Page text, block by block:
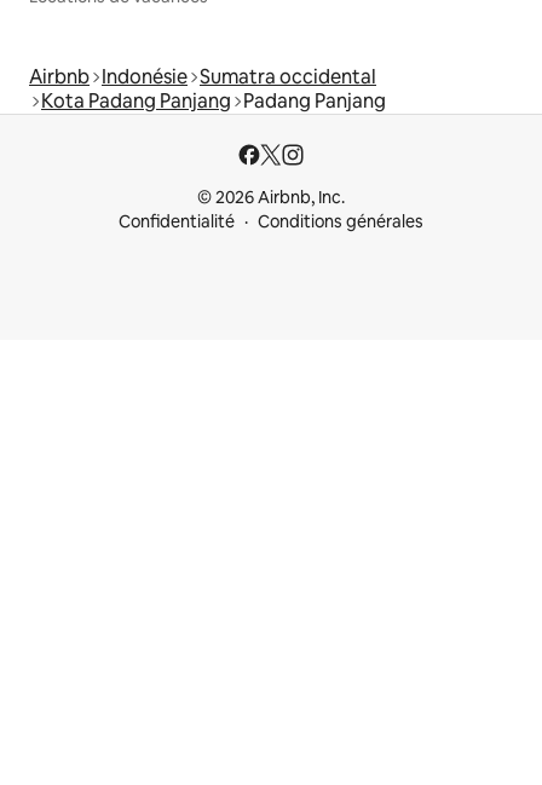
Airbnb Indonésie Sumatra occidental
Kota Padang Panjang Padang Panjang
© 2026 Airbnb, Inc.
Confidentialité
Conditions générales